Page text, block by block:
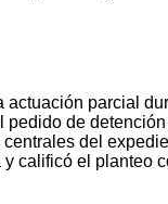
parcial
de
del
calificó el planteo